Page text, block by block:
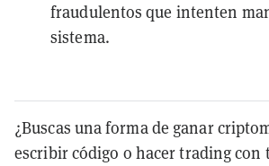
fraudulentos que intenten
sistema.
¿Buscas una forma de ganar
escribir código o hacer trading con